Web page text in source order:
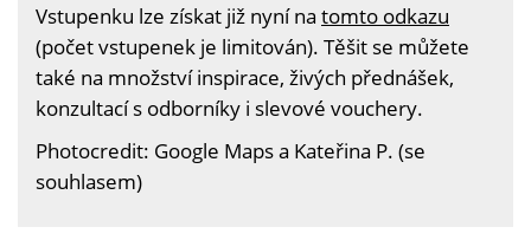
Vstupenku lze získat již nyní na tomto odkazu
(počet vstupenek je limitován). Těšit se můžete
také na množství inspirace, živých přednášek,
konzultací s odborníky i slevové vouchery.
Photocredit: Google Maps a Kateřina P. (se
souhlasem)